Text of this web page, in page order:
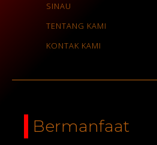
SINAU
TENTANG KAMI
KONTAK KAMI
Bermanfaat